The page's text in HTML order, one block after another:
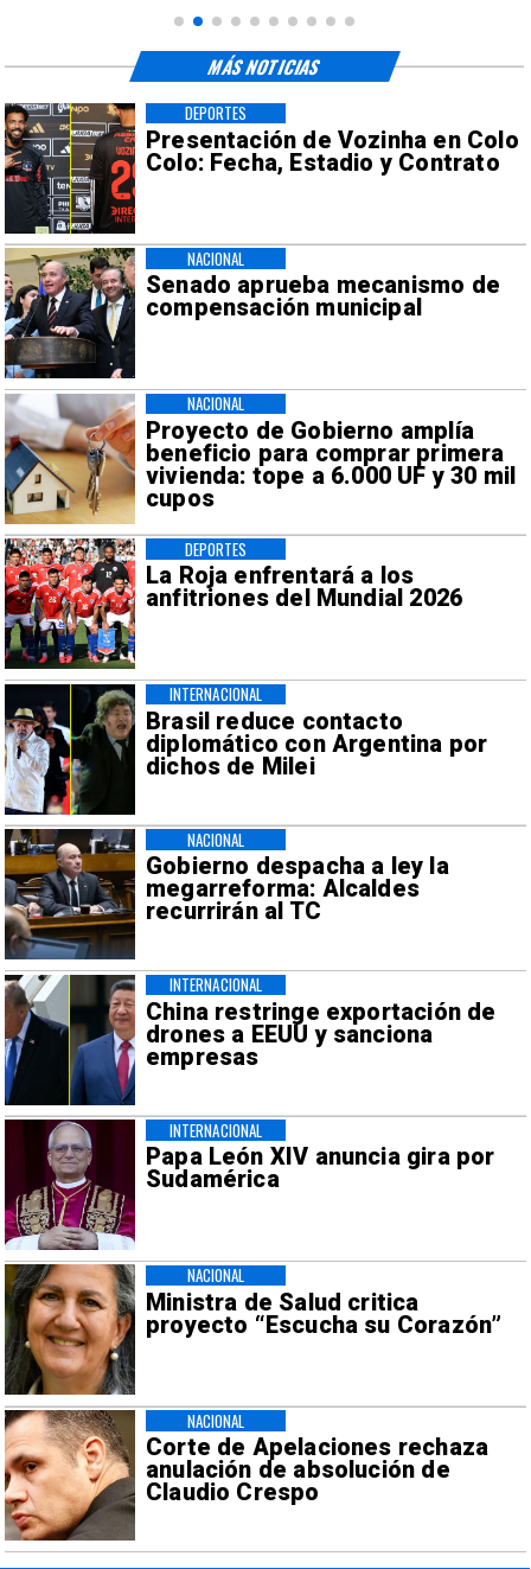
Presentación de Vozinha en Colo
Colo: Fecha, Estadio y Contrato
DEPORTES
Senado aprueba mecanismo de
compensación municipal
NACIONAL
Proyecto de Gobierno amplía
beneficio para comprar primera
vivienda: tope a 6.000 UF y 30 mil
cupos
NACIONAL
La Roja enfrentará a los
anfitriones del Mundial 2026
DEPORTES
Brasil reduce contacto
diplomático con Argentina por
dichos de Milei
INTERNACIONAL
Gobierno despacha a ley la
megarreforma: Alcaldes
recurrirán al TC
NACIONAL
China restringe exportación de
drones a EEUU y sanciona
empresas
INTERNACIONAL
Papa León XIV anuncia gira por
Sudamérica
INTERNACIONAL
Ministra de Salud critica
proyecto “Escucha su Corazón”
NACIONAL
Corte de Apelaciones rechaza
anulación de absolución de
Claudio Crespo
NACIONAL
MÁS NOTICIAS